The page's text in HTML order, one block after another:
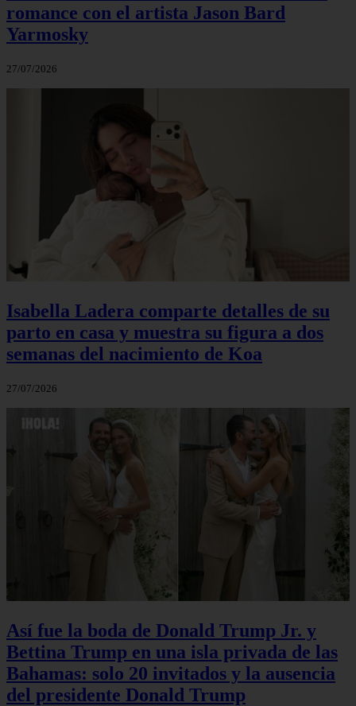
romance con el artista Jason Bard
Yarmosky
27/07/2026
Isabella Ladera comparte detalles de su
parto en casa y muestra su figura a dos
semanas del nacimiento de Koa
27/07/2026
Así fue la boda de Donald Trump Jr. y
Bettina Trump en una isla privada de las
Bahamas: solo 20 invitados y la ausencia
del presidente Donald Trump